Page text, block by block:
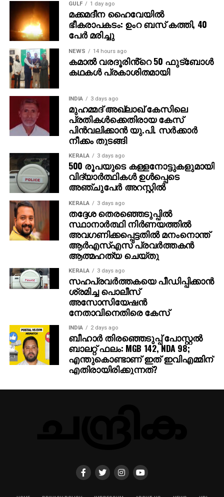
GULF 1 day ago
മക്കമദീന ഹൈവേയില്‍
ഭീകരാപകടം: ഉംറ ബസ് കത്തി, 40
പേര്‍ മരിച്ചു
NEWS 14 hours ago
കമാൽ വരദൂരിൻ്റെ 50 ഫുട്ബോൾ
കഥകൾ പ്രകാശിതമായി
INDIA 3 days ago
മുഹമ്മദ് അഖ്‌ലാഖ് കേസിലെ
പ്രതികള്‍ക്കെതിരായ കേസ്
പിന്‍വലിക്കാന്‍ യു.പി. സര്‍ക്കാര്‍
നീക്കം തുടങ്ങി
KERALA 3 days ago
500 രൂപയുടെ കള്ളനോട്ടുകളുമായി
വിദ്യാര്‍ത്ഥികള്‍ ഉള്‍പ്പെടെ
അഞ്ചുപേര്‍ അറസ്റ്റില്‍
KERALA 3 days ago
തദ്ദേശ തെരഞ്ഞെടുപ്പില്‍
സ്ഥാനാര്‍ത്ഥി നിര്‍ണയത്തില്‍
അവഗണിക്കപ്പെട്ടതില്‍ മനംനൊന്ത്
ആര്‍എസ്എസ് പ്രവര്‍ത്തകന്‍
ആത്മഹത്യ ചെയ്തു
KERALA 3 days ago
സഹപ്രവര്‍ത്തകയെ പീഡിപ്പിക്കാന്‍
ശ്രമിച്ച പൊലീസ്
അസോസിയേഷന്‍
നേതാവിനെതിരെ കേസ്
INDIA 2 days ago
ബീഹാർ തിരഞ്ഞെടുപ്പ് പോസ്റ്റൽ
ബാലറ്റ് ഫലം: MGB 142, NDA 98;
എന്തുകൊണ്ടാണ് ഇത് ഇവിഎമ്മിന്
എതിരായിരിക്കുന്നത്?